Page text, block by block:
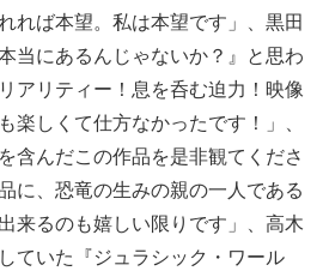
れば本望。私は本望です」、黒田
当にあるんじゃないか？』と思わ
アリティー！息を呑む迫力！映像
楽しくて仕方なかったです！」、
含んだこの作品を是非観てくださ
に、恐竜の生みの親の一人である
来るのも嬉しい限りです」、高木
ていた『ジュラシック・ワール